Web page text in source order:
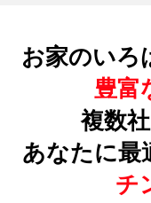
お家のいろ
豊富
複数
あなたに最
チ